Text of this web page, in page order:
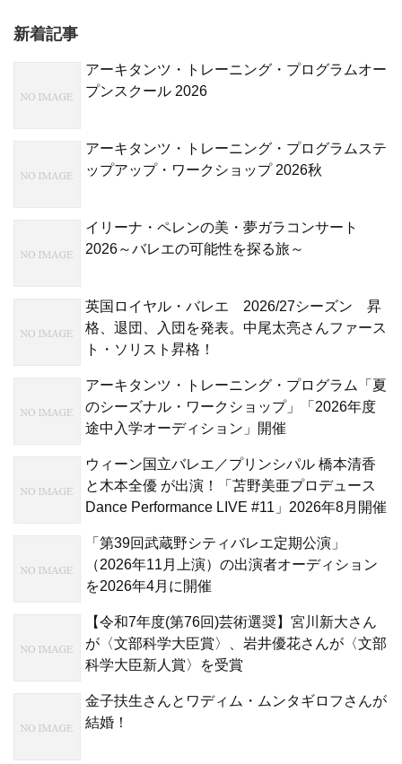
新着記事
アーキタンツ・トレーニング・プログラムオー
プンスクール 2026
アーキタンツ・トレーニング・プログラムステ
ップアップ・ワークショップ 2026秋
イリーナ・ペレンの美・夢ガラコンサート
2026～バレエの可能性を探る旅～
英国ロイヤル・バレエ 2026/27シーズン 昇
格、退団、入団を発表。中尾太亮さんファース
ト・ソリスト昇格！
アーキタンツ・トレーニング・プログラム「夏
のシーズナル・ワークショップ」「2026年度
途中入学オーディション」開催
ウィーン国立バレエ／プリンシパル 橋本清香
と木本全優 が出演！「苫野美亜プロデュース
Dance Performance LIVE #11」2026年8月開催
「第39回武蔵野シティバレエ定期公演」
（2026年11月上演）の出演者オーディション
を2026年4月に開催
【令和7年度(第76回)芸術選奨】宮川新大さん
が〈文部科学大臣賞〉、岩井優花さんが〈文部
科学大臣新人賞〉を受賞
金子扶生さんとワディム・ムンタギロフさんが
結婚！